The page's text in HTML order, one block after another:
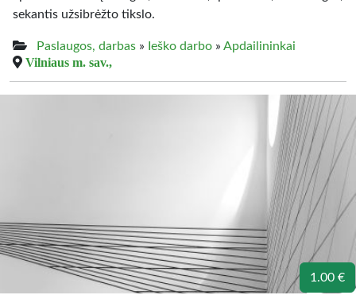
sekantis užsibrėžto tikslo.
Paslaugos, darbas » Ieško darbo » Apdailininkai
Vilniaus m. sav.,
1.00 €